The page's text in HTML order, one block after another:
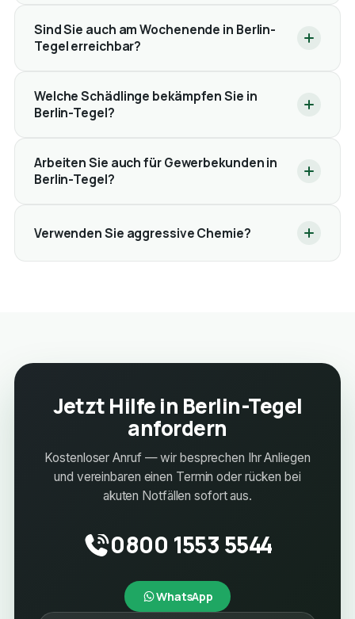
Sind Sie auch am Wochenende in Berlin-
Tegel erreichbar?
Welche Schädlinge bekämpfen Sie in
Berlin-Tegel?
Arbeiten Sie auch für Gewerbekunden in
Berlin-Tegel?
Verwenden Sie aggressive Chemie?
Jetzt Hilfe in Berlin-Tegel
anfordern
Kostenloser Anruf — wir besprechen Ihr Anliegen
und vereinbaren einen Termin oder rücken bei
akuten Notfällen sofort aus.
0800 1553 5544
WhatsApp